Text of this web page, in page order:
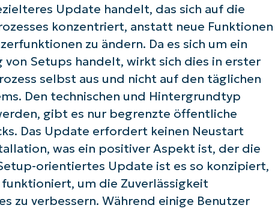
Update handelt, das sich auf die
konzentriert, anstatt neue Funktionen
zu ändern. Da es sich um ein
von Setups handelt, wirkt sich dies in erster
selbst aus und nicht auf den täglichen
Den technischen und Hintergrundtyp
gibt es nur begrenzte öffentliche
Das Update erfordert keinen Neustart
was ein positiver Aspekt ist, der die
orientiertes Update ist es so konzipiert,
um die Zuverlässigkeit
zu verbessern. Während einige Benutzer